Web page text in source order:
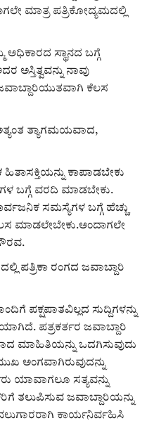
ಮಾತ್ರ ಪತ್ರಿಕೋದ್ಯಮದಲ್ಲಿ
ಅಧಿಕಾರದ ಸ್ಥಾನದ ಬಗ್ಗೆ
ನಾವು
ಕೆಲಸ
ತ್ಯಾಗಮಯವಾದ,
ಕಾಪಾಡಬೇಕು
ಬಗ್ಗೆ ವರದಿ ಮಾಡಬೇಕು.
ಸಮಸ್ಯೆಗಳ ಬಗ್ಗೆ ಹೆಚ್ಚು
ಮಾಡಲೇಬೇಕು.ಅಂದಾಗಲೇ
ಪತ್ರಿಕಾ ರಂಗದ ಜವಾಬ್ದಾರಿ
ಪಕ್ಷಪಾತವಿಲ್ಲದ ಸುದ್ದಿಗಳನ್ನು
ಪತ್ರಕರ್ತರ ಜವಾಬ್ದಾರಿ
ಮಾಹಿತಿಯನ್ನು ಒದಗಿಸುವುದು
ಅಂಗವಾಗಿರುವುದನ್ನು
ಯಾವಾಗಲೂ ಸತ್ಯವನ್ನು
ತಲುಪಿಸುವ ಜವಾಬ್ದಾರಿಯನ್ನು
ಕಾರ್ಯನಿರ್ವಹಿಸಿ